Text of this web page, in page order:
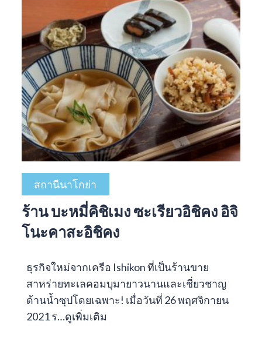
สถานีนาโกย่า
ร้าน บะหมี่คิชิเมง ซะเรียวอิชิคง อิจิ
โนะคาสะอิชิคง
ธุรกิจใหม่จากเครือ Ishikon ที่เป็นร้านขาย
สาหร่ายทะเลคอมบุมายาวนานและเชี่ยวชาญ
ด้านน้ำซุปโดยเฉพาะ! เมื่อวันที่ 26 พฤศจิกายน
2021 ร…ดูเพิ่มเติม